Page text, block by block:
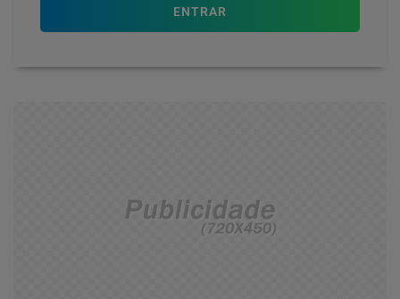
ENTRAR